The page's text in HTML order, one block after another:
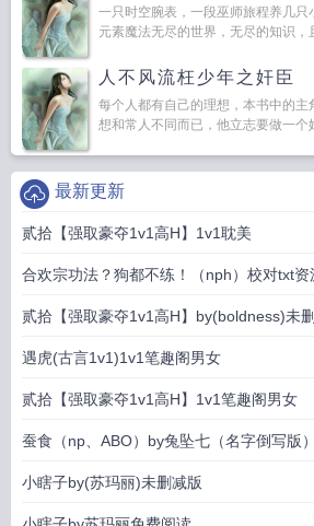
一只时空腕表，一段巫师旅程养几
元素魔法无尽的世界，无尽的知识，
人不风流枉少年之奸臣
每个人都有自己的理想，本书中的主
想和常人不同而已，他立志要做一个
最新更新
贰拾【强取豪夺1v1高H】1v1耽美
合欢宗功法？狗都不练！（nph）校对txt资
贰拾【强取豪夺1v1高H】by(boldness)未
遇虎(古言1v1)1v1笔趣阁男女
贰拾【强取豪夺1v1高H】1v1笔趣阁男女
蚕食（np、ABO）by兔坠七（名字倒写版
小瞎子by(苏玛丽)未删减版